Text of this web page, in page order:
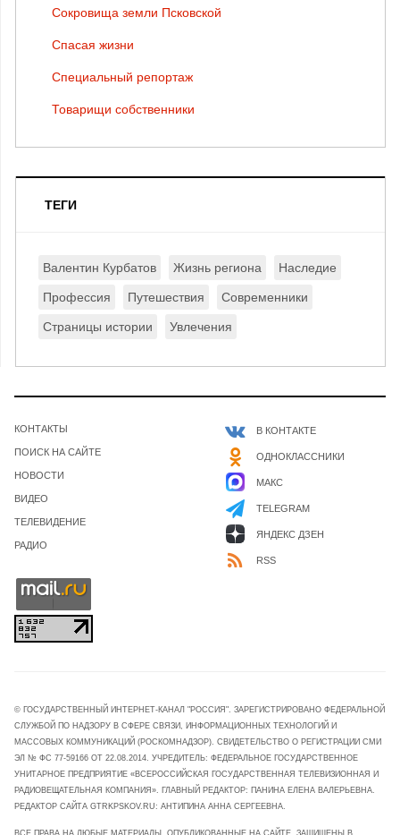
Сокровища земли Псковской
Спасая жизни
Специальный репортаж
Товарищи собственники
ТЕГИ
Валентин Курбатов Жизнь региона Наследие
Профессия Путешествия Современники
Страницы истории Увлечения
КОНТАКТЫ
ПОИСК НА САЙТЕ
НОВОСТИ
ВИДЕО
ТЕЛЕВИДЕНИЕ
РАДИО
В КОНТАКТЕ
ОДНОКЛАССНИКИ
МАКС
TELEGRAM
ЯНДЕКС ДЗЕН
RSS
© ГОСУДАРСТВЕННЫЙ ИНТЕРНЕТ-КАНАЛ "РОССИЯ". ЗАРЕГИСТРИРОВАНО ФЕДЕРАЛЬНОЙ
СЛУЖБОЙ ПО НАДЗОРУ В СФЕРЕ СВЯЗИ, ИНФОРМАЦИОННЫХ ТЕХНОЛОГИЙ И
МАССОВЫХ КОММУНИКАЦИЙ (РОСКОМНАДЗОР). СВИДЕТЕЛЬСТВО О РЕГИСТРАЦИИ СМИ
ЭЛ № ФС 77-59166 ОТ 22.08.2014. УЧРЕДИТЕЛЬ: ФЕДЕРАЛЬНОЕ ГОСУДАРСТВЕННОЕ
УНИТАРНОЕ ПРЕДПРИЯТИЕ «ВСЕРОССИЙСКАЯ ГОСУДАРСТВЕННАЯ ТЕЛЕВИЗИОННАЯ И
РАДИОВЕЩАТЕЛЬНАЯ КОМПАНИЯ». ГЛАВНЫЙ РЕДАКТОР: ПАНИНА ЕЛЕНА ВАЛЕРЬЕВНА.
РЕДАКТОР САЙТА GTRKPSKOV.RU: АНТИПИНА АННА СЕРГЕЕВНА.
ВСЕ ПРАВА НА ЛЮБЫЕ МАТЕРИАЛЫ, ОПУБЛИКОВАННЫЕ НА САЙТЕ, ЗАЩИЩЕНЫ В